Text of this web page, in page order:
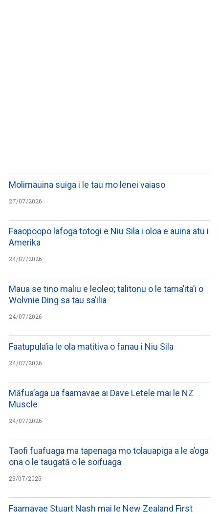
Molimauina suiga i le tau mo lenei vaiaso
27/07/2026
Faaopoopo lafoga totogi e Niu Sila i oloa e auina atu i
Amerika
24/07/2026
Maua se tino maliu e leoleo; talitonu o le tama’ita’i o
Wolvnie Ding sa tau sa’ilia
24/07/2026
Faatupula’ia le ola matitiva o fanau i Niu Sila
24/07/2026
Māfua’aga ua faamavae ai Dave Letele mai le NZ
Muscle
24/07/2026
Taofi fuafuaga ma tapenaga mo tolauapiga a le a’oga
ona o le taugatā o le soifuaga
23/07/2026
Faamavae Stuart Nash mai le New Zealand First